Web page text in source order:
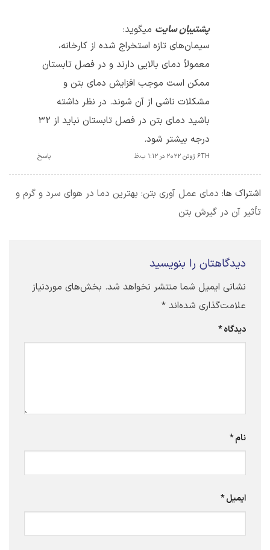
پشتیبان سایت میگوید:
سیمان‌های تازه استخراج شده از کارخانه،
معمولاً دمای بالایی دارند و در فصل تابستان
ممکن است موجب افزایش دمای بتن و
مشکلات ناشی از آن شوند. در نظر داشته
باشید دمای بتن در فصل تابستان نباید از 32
درجه بیشتر شود.
6TH ژوئن 2022 در 1:12 ب.ظ پاسخ
اشتراک ها: دمای عمل آوری بتن: بهترین دما در هوای سرد و گرم و
تأثیر آن در گیرش بتن
دیدگاهتان را بنویسید
نشانی ایمیل شما منتشر نخواهد شد. بخش‌های موردنیاز
علامت‌گذاری شده‌اند *
دیدگاه*
نام*
ایمیل*